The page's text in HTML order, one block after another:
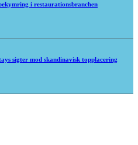
i restaurationsbranchen
sigter mod skandinavisk topplacering